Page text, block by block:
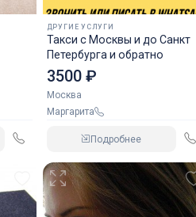
ДРУГИЕ УСЛУГИ
Такси с Москвы и до Санкт
Петербурга и обратно
3500 ₽
Москва
Маргарита
Подробнее